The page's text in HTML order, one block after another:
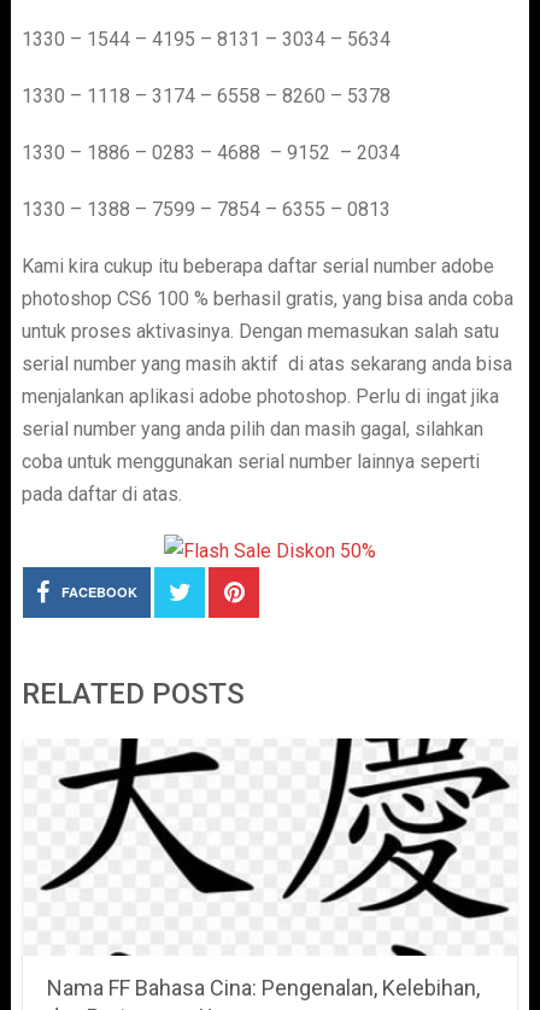
1330 – 1544 – 4195 – 8131 – 3034 – 5634
1330 – 1118 – 3174 – 6558 – 8260 – 5378
1330 – 1886 – 0283 – 4688 – 9152 – 2034
1330 – 1388 – 7599 – 7854 – 6355 – 0813
Kami kira cukup itu beberapa daftar serial number adobe
photoshop CS6 100 % berhasil gratis, yang bisa anda coba
untuk proses aktivasinya. Dengan memasukan salah satu
serial number yang masih aktif di atas sekarang anda bisa
menjalankan aplikasi adobe photoshop. Perlu di ingat jika
serial number yang anda pilih dan masih gagal, silahkan
coba untuk menggunakan serial number lainnya seperti
pada daftar di atas.
FACEBOOK
RELATED POSTS
Nama FF Bahasa Cina: Pengenalan, Kelebihan,